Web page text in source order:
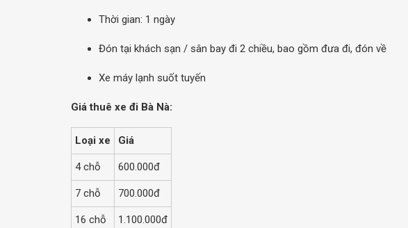
Thời gian: 1 ngày
Đón tại khách sạn / sân bay đi 2 chiều, bao gồm đưa đi, đón về
Xe máy lạnh suốt tuyến
Giá thuê xe đi Bà Nà:
Loại xe Giá
4 chỗ 600.000đ
7 chỗ 700.000đ
16 chỗ 1.100.000đ